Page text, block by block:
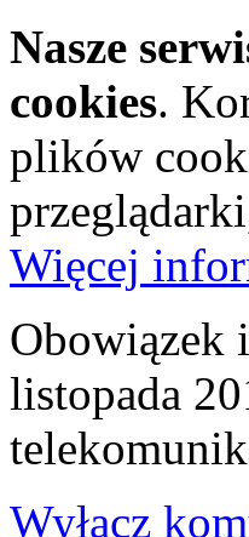
Nasze
cookies.
plików
Więcej
Obowiązek
listopada
Wyłącz